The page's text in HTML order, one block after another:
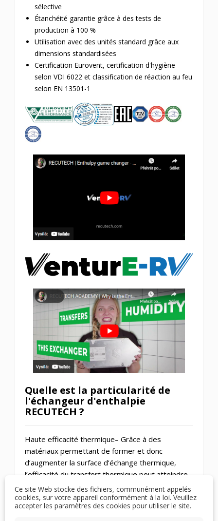
sélective
Étanchéité garantie grâce à des tests de
production à 100 %
Utilisation avec des unités standard grâce aux
dimensions standardisées
Certification Eurovent, certification d'hygiène
selon VDI 6022 et classification de réaction au feu
selon EN 13501-1
Quelle est la particularité de
l'échangeur d'enthalpie
RECUTECH ?
Haute efficacité thermique– Grâce à des
matériaux permettant de former et donc
d’augmenter la surface d’échange thermique,
l’efficacité du transfert thermique peut atteindre
90%. Nous n'utilisons pas d'entretoises car elles
ne sont pas nécessaires.
Ce site Web stocke des fichiers, communément appelés
cookies, sur votre appareil conformément à la loi. Veuillez
accepter les paramètres des cookies pour utiliser le site.